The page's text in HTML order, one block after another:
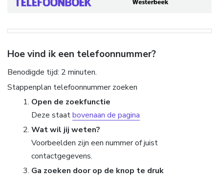
Hoe vind ik een telefoonnummer?
Benodigde tijd: 2 minuten.
Stappenplan telefoonnummer zoeken
Open de zoekfunctie
Deze staatbovenaan de pagina
Wat wil jij weten?
Voorbeelden zijn een nummer of juist
contactgegevens.
Ga zoeken door op de knop te druk